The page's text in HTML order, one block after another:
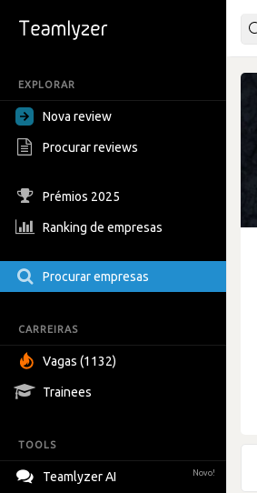
EXPLORAR
Nova review
Procurar reviews
Prémios 2025
Ranking de empresas
Procurar empresas
CARREIRAS
Vagas (1132)
Trainees
TOOLS
Teamlyzer AI Novo!